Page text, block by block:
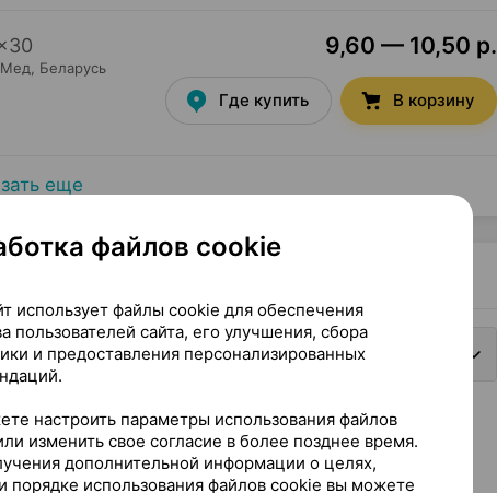
30
, Беларусь
9,60 — 10,50 р.
Где купить В корзину
еще
0.2 мг ×30, Лекфарм Беларусь
файлов cookie
использует файлы cookie для обеспечения
пользователей сайта, его улучшения, сбора
и предоставления персонализированных
настроить параметры использования файлов
изменить свое согласие в более позднее время.
дополнительной информации о целях,
порядке использования файлов cookie вы можете